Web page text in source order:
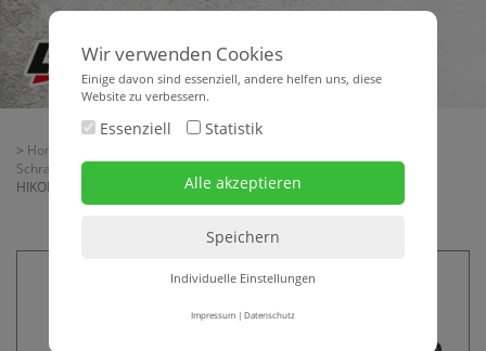
> Home
Schrauber
>
> Akku-Bohr-/Schlagschrauber-Set
HIKOKI DS18DE + WR18DH
Wir verwenden Cookies
Einige davon sind essenziell, andere helfen uns, diese
Website zu verbessern.
Essenziell Statistik
Individuelle Einstellungen
Impressum| Datenschutz